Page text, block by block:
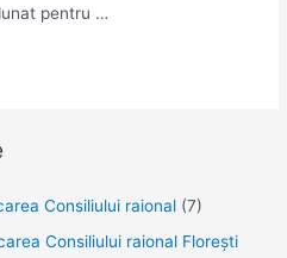
pentru …
Consiliului raional (7)
Consiliului raional Florești